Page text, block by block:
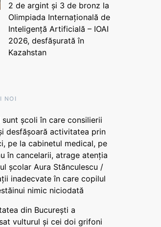
2 de argint și 3 de bronz la
Olimpiada Internațională de
Inteligență Artificială – IOAI
2026, desfășurată în
Kazahstan
NOI
sunt școli în care consilierii
desfășoară activitatea prin
pe la cabinetul medical, pe
în cancelarii, atrage atenția
școlar Aura Stănculescu /
inadecvate în care copilul
nimic niciodată
din București a
vulturul și cei doi grifoni